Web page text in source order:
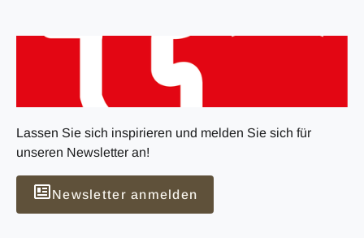
Lassen Sie sich inspirieren und melden Sie sich für
unseren Newsletter an!
Newsletter anmelden